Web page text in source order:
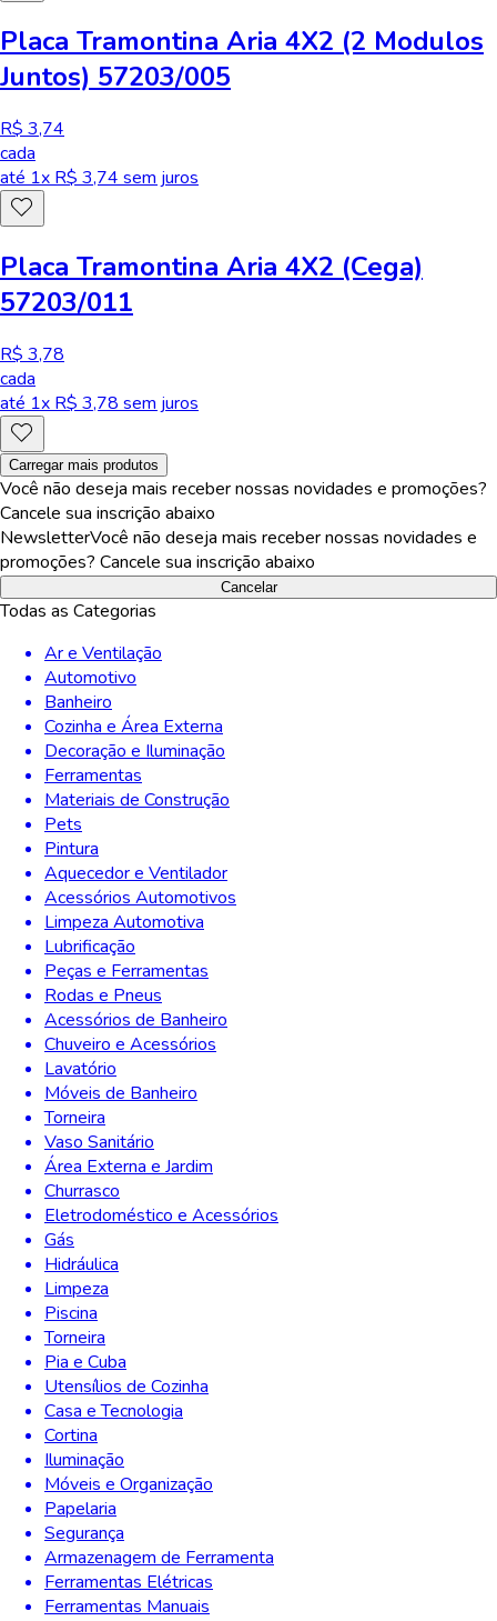
Placa Tramontina Aria 4X2 (2 Modulos
Juntos) 57203/005
R$ 3,74
cada
até 1x R$ 3,74 sem juros
Placa Tramontina Aria 4X2 (Cega)
57203/011
R$ 3,78
cada
até 1x R$ 3,78 sem juros
Carregar mais produtos
Você não deseja mais receber nossas novidades e promoções?
Cancele sua inscrição abaixo
NewsletterVocê não deseja mais receber nossas novidades e
promoções? Cancele sua inscrição abaixo
Cancelar
Todas as Categorias
Ar e Ventilação
Automotivo
Banheiro
Cozinha e Área Externa
Decoração e Iluminação
Ferramentas
Materiais de Construção
Pets
Pintura
Aquecedor e Ventilador
Acessórios Automotivos
Limpeza Automotiva
Lubrificação
Peças e Ferramentas
Rodas e Pneus
Acessórios de Banheiro
Chuveiro e Acessórios
Lavatório
Móveis de Banheiro
Torneira
Vaso Sanitário
Área Externa e Jardim
Churrasco
Eletrodoméstico e Acessórios
Gás
Hidráulica
Limpeza
Piscina
Torneira
Pia e Cuba
Utensílios de Cozinha
Casa e Tecnologia
Cortina
Iluminação
Móveis e Organização
Papelaria
Segurança
Armazenagem de Ferramenta
Ferramentas Elétricas
Ferramentas Manuais